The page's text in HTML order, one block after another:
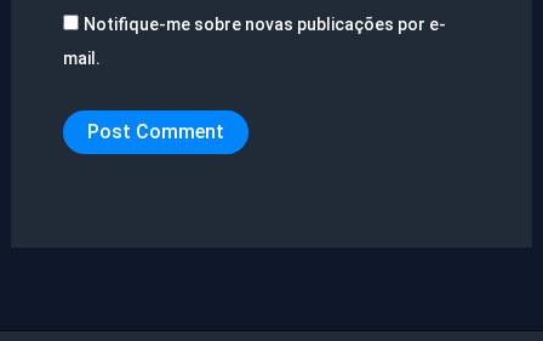
Notifique-me sobre novas publicações por e-
mail.